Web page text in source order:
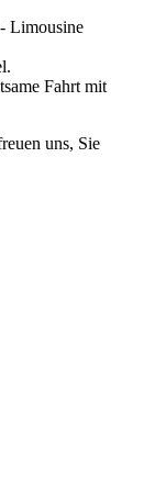
Limousine
Fahrt mit
uns, Sie